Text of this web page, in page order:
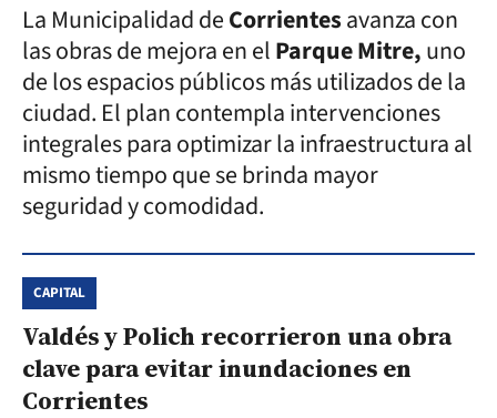
La Municipalidad deCorrientesavanza con
las obras de mejora en elParque Mitre,uno
de los espacios públicos más utilizados de la
ciudad. El plan contempla intervenciones
integrales para optimizar la infraestructura al
mismo tiempo que se brinda mayor
seguridad y comodidad.
CAPITAL
Valdés y Polich recorrieron una obra
clave para evitar inundaciones en
Corrientes